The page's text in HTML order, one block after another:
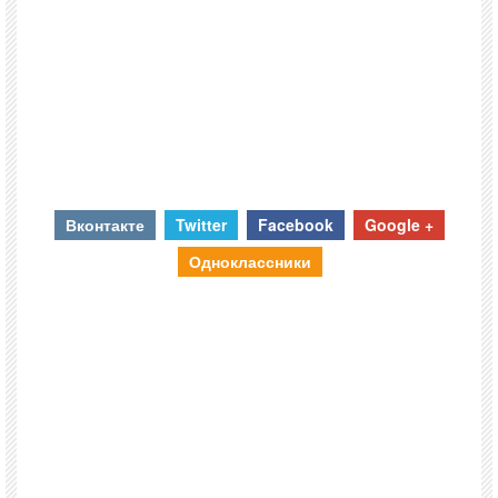
Вконтакте Twitter Facebook
Google +
Одноклассники